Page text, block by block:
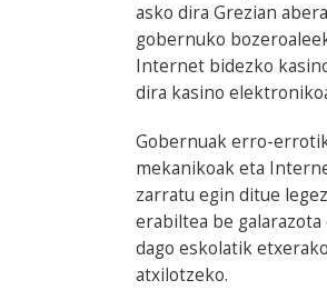
asko dira Grezian
gobernuko
Internet bidezko
dira kasino
Gobernuak erro-
mekanikoak eta
zarratu egin ditue
erabiltea be
dago eskolatik
atxilotzeko.